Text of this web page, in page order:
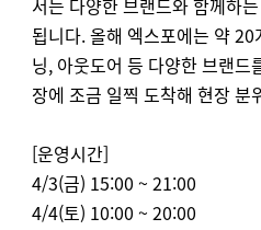
서는 다양한 브랜드와 함께하는
됩니다. 올해 엑스포에는 약
닝, 아웃도어 등 다양한 브랜드
장에 조금 일찍 도착해 현장 분
[운영시간]
4/3(금) 15:00 ~ 21:00
4/4(토) 10:00 ~ 20:00